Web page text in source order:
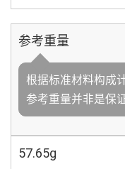
参考重量
根据标准材料构成
参考重量并非是保
57.65g